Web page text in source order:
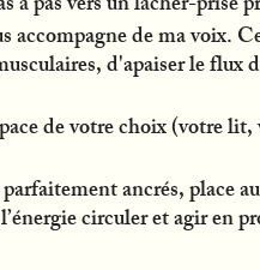
accompagne de ma voix.
d'apaiser le flux
de votre choix (votre lit,
ancrés, place
circuler et agir en